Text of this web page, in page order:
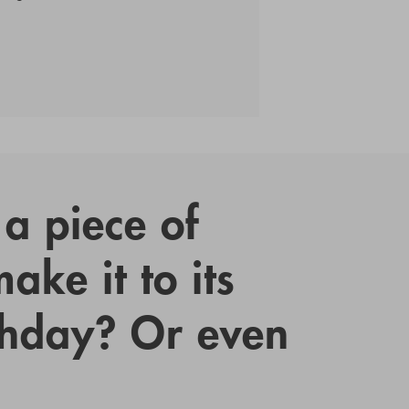
piece of
it to its
Or even